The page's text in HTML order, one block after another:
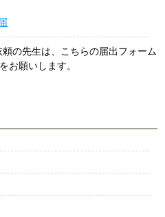
の先生は、こちらの届出フォーム
お願いします。